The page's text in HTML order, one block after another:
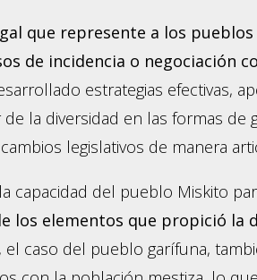
que represente a los
de incidencia o negociación
estrategias efectivas,
la diversidad en las formas
legislativos de manera
capacidad del pueblo Miskito
los elementos que propició
el caso del pueblo garífuna,